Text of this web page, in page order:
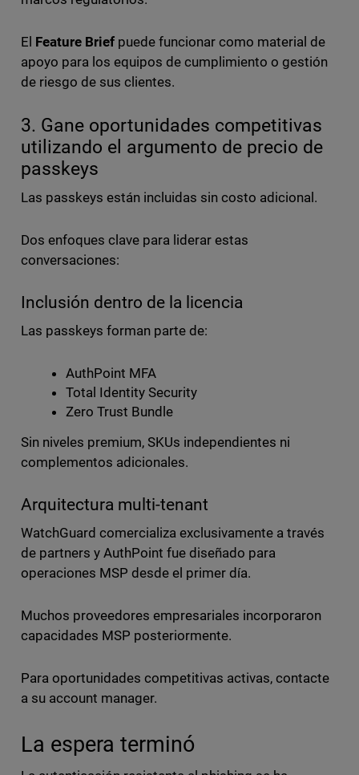
El Feature Briefpuede funcionar como material de
apoyo para los equipos de cumplimiento o gestión
de riesgo de sus clientes.
3. Gane oportunidades competitivas
utilizando el argumento de precio de
passkeys
Las passkeys están incluidas sin costo adicional.
Dos enfoques clave para liderar estas
conversaciones:
Inclusión dentro de la licencia
Las passkeys forman parte de:
AuthPoint MFA
Total Identity Security
Zero Trust Bundle
Sin niveles premium, SKUs independientes ni
complementos adicionales.
Arquitectura multi-tenant
WatchGuard comercializa exclusivamente a través
de partners y AuthPoint fue diseñado para
operaciones MSP desde el primer día.
Muchos proveedores empresariales incorporaron
capacidades MSP posteriormente.
Para oportunidades competitivas activas, contacte
a su account manager.
La espera terminó